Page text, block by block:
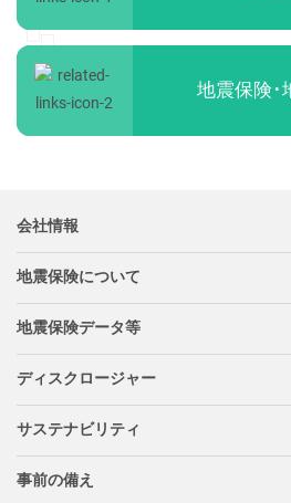
地震保険･
会社情報
地震保険について
地震保険データ等
ディスクロージャー
サステナビリティ
事前の備え